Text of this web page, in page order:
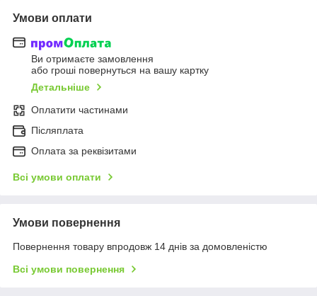
Умови оплати
Ви отримаєте замовлення
або гроші повернуться на вашу картку
Детальніше
Оплатити частинами
Післяплата
Оплата за реквізитами
Всі умови оплати
Умови повернення
Повернення товару впродовж 14 днів за домовленістю
Всі умови повернення